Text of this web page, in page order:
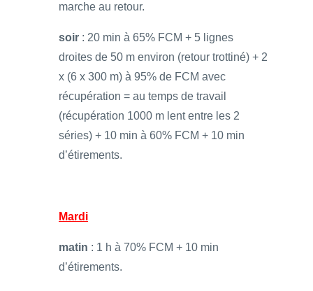
marche au retour.
soir : 20 min à 65% FCM + 5 lignes
droites de 50 m environ (retour trottiné) + 2
x (6 x 300 m) à 95% de FCM avec
récupération = au temps de travail
(récupération 1000 m lent entre les 2
séries) + 10 min à 60% FCM + 10 min
d’étirements.
Mardi
matin : 1 h à 70% FCM + 10 min
d’étirements.